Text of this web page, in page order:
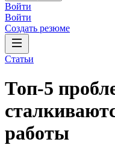
Войти
Войти
Создать резюме
Статьи
Топ-5
работы